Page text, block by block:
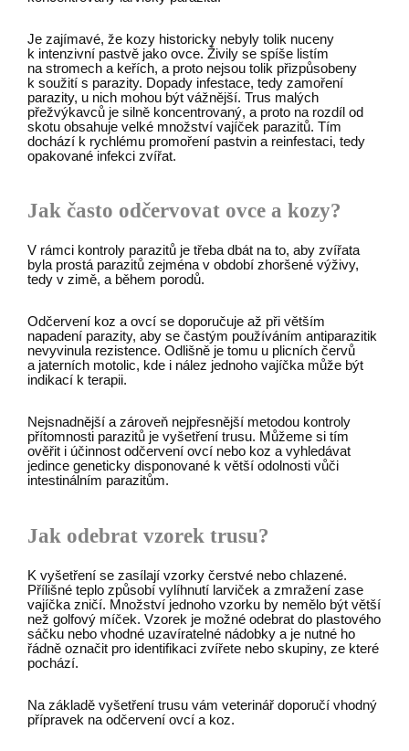
Je zajímavé, že kozy historicky nebyly tolik nuceny
k intenzivní pastvě jako ovce. Živily se spíše listím
na stromech a keřích, a proto nejsou tolik přizpůsobeny
k soužití s parazity. Dopady infestace, tedy zamoření
parazity, u nich mohou být vážnější. Trus malých
přežvýkavců je silně koncentrovaný, a proto na rozdíl od
skotu obsahuje velké množství vajíček parazitů. Tím
dochází k rychlému promoření pastvin a reinfestaci, tedy
opakované infekci zvířat.
Jak často odčervovat ovce a kozy?
V rámci kontroly parazitů je třeba dbát na to, aby zvířata
byla prostá parazitů zejména v období zhoršené výživy,
tedy v zimě, a během porodů.
Odčervení koz a ovcí se doporučuje až při větším
napadení parazity, aby se častým používáním antiparazitik
nevyvinula rezistence. Odlišně je tomu u plicních červů
a jaterních motolic, kde i nález jednoho vajíčka může být
indikací k terapii.
Nejsnadnější a zároveň nejpřesnější metodou kontroly
přítomnosti parazitů je vyšetření trusu. Můžeme si tím
ověřit i účinnost odčervení ovcí nebo koz a vyhledávat
jedince geneticky disponované k větší odolnosti vůči
intestinálním parazitům.
Jak odebrat vzorek trusu?
K vyšetření se zasílají vzorky čerstvé nebo chlazené.
Přílišné teplo způsobí vylíhnutí larviček a zmražení zase
vajíčka zničí. Množství jednoho vzorku by nemělo být větší
než golfový míček. Vzorek je možné odebrat do plastového
sáčku nebo vhodné uzavíratelné nádobky a je nutné ho
řádně označit pro identifikaci zvířete nebo skupiny, ze které
pochází.
Na základě vyšetření trusu vám veterinář doporučí vhodný
přípravek na odčervení ovcí a koz.